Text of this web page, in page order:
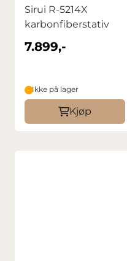
Sirui R-5214X
karbonfiberstativ
7.899,-
Ikke på lager
Kjøp